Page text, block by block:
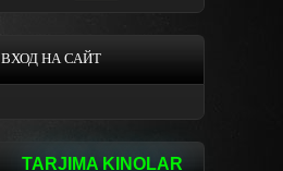
ВХОД НА САЙТ
TARJIMA KINOLAR